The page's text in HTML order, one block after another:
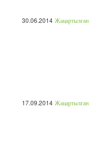
30.06.2014 Жаңартылған
17.09.2014 Жаңартылған